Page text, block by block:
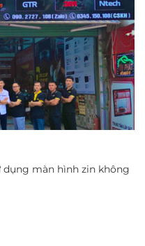
dụng màn hình zin không